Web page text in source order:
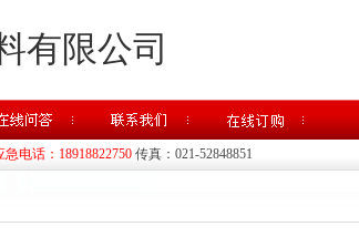
有限公司
电话：18918822750传真：021-52848851